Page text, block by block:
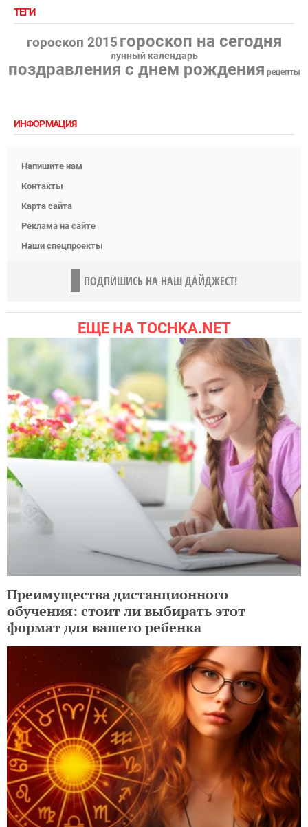
ТЕГИ
гороскоп 2015 гороскоп на сегодня
лунный календарь
поздравления с днем рождения рецепты
ИНФОРМАЦИЯ
Напишите нам
Контакты
Карта сайта
Реклама на сайте
Наши спецпроекты
ПОДПИШИСЬ НА НАШ ДАЙДЖЕСТ!
ЕЩЕ НА TOCHKA.NET
Преимущества дистанционного
обучения: стоит ли выбирать этот
формат для вашего ребенка